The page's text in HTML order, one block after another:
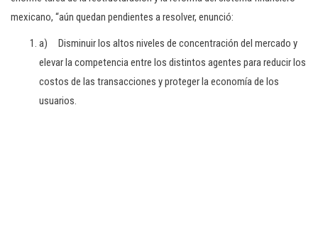
mexicano, “aún quedan pendientes a resolver, enunció:
a) Disminuir los altos niveles de concentración del mercado y
elevar la competencia entre los distintos agentes para reducir los
costos de las transacciones y proteger la economía de los
usuarios.